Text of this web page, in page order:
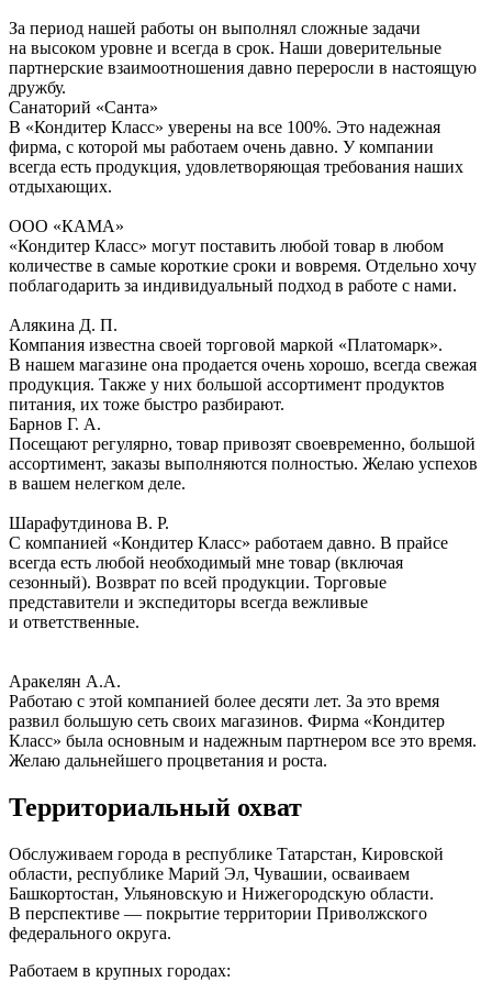
За период нашей работы он выполнял сложные задачи
на высоком уровне и всегда в срок. Наши доверительные
партнерские взаимоотношения давно переросли в настоящую
дружбу.
Санаторий «Санта»
В «Кондитер Класс» уверены на все 100%. Это надежная
фирма, с которой мы работаем очень давно. У компании
всегда есть продукция, удовлетворяющая требования наших
отдыхающих.
ООО «КАМА»
«Кондитер Класс» могут поставить любой товар в любом
количестве в самые короткие сроки и вовремя. Отдельно хочу
поблагодарить за индивидуальный подход в работе с нами.
Алякина Д. П.
Компания известна своей торговой маркой «Платомарк».
В нашем магазине она продается очень хорошо, всегда свежая
продукция. Также у них большой ассортимент продуктов
питания, их тоже быстро разбирают.
Барнов Г. А.
Посещают регулярно, товар привозят своевременно, большой
ассортимент, заказы выполняются полностью. Желаю успехов
в вашем нелегком деле.
Шарафутдинова В. Р.
С компанией «Кондитер Класс» работаем давно. В прайсе
всегда есть любой необходимый мне товар (включая
сезонный). Возврат по всей продукции. Торговые
представители и экспедиторы всегда вежливые
и ответственные.
Аракелян А.А.
Работаю с этой компанией более десяти лет. За это время
развил большую сеть своих магазинов. Фирма «Кондитер
Класс» была основным и надежным партнером все это время.
Желаю дальнейшего процветания и роста.
Территориальный охват
Обслуживаем города в республике Татарстан, Кировской
области, республике Марий Эл, Чувашии, осваиваем
Башкортостан, Ульяновскую и Нижегородскую области.
В перспективе — покрытие территории Приволжского
федерального округа.
Работаем в крупных городах: